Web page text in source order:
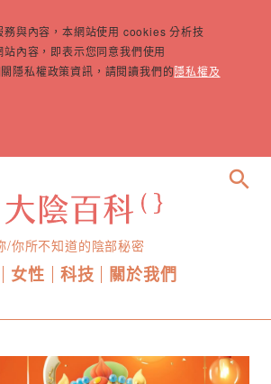
務與內容，本網站使用 cookies 分析技
內容，即表示您同意我們使用
隱私權政策資訊，請閱讀我們的隱私權及
/你所不知道的陰部秘密
女性 科技 關於我們
search